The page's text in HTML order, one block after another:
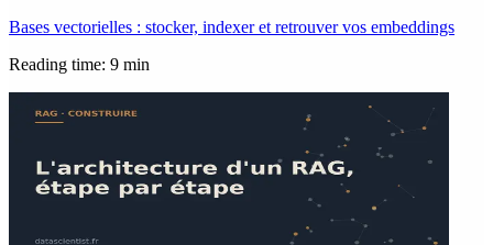
Bases vectorielles : stocker, indexer et retrouver vos embeddings
Reading time: 9 min